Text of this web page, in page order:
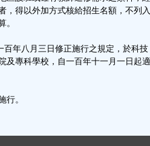
加方式核給招生名額，不列
年八月三日修正施行之規定，於科技
校，自一百年十一月一日起
。